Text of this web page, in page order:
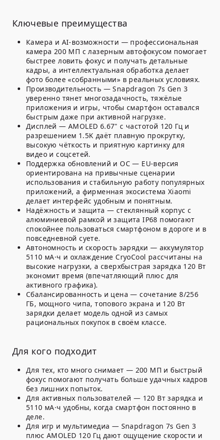
Ключевые преимущества
Камера и AI-возможности — профессиональная
камера 200 МП с лазерным автофокусом помогает
быстрее ловить фокус и получать детальные
кадры, а интеллектуальная обработка делает
фото более «собранными» в реальных условиях.
Производительность — Snapdragon 7s Gen 3
уверенно тянет многозадачность, тяжёлые
приложения и игры, чтобы смартфон оставался
быстрым даже при активной нагрузке.
Дисплей — AMOLED 6.67" с частотой 120 Гц и
разрешением 1.5K даёт плавную прокрутку,
высокую чёткость и приятную картинку для
видео и соцсетей.
Поддержка обновлений и ОС — EU-версия
ориентирована на привычные сценарии
использования и стабильную работу популярных
приложений, а фирменная экосистема Xiaomi
делает интерфейс удобным и понятным.
Надёжность и защита — стеклянный корпус с
алюминиевой рамкой и защита IP68 помогают
спокойнее пользоваться смартфоном в дороге и в
повседневной суете.
Автономность и скорость зарядки — аккумулятор
5110 мА·ч и охлаждение CryoCool рассчитаны на
высокие нагрузки, а сверхбыстрая зарядка 120 Вт
экономит время (впечатляющий плюс для
активного графика).
Сбалансированность и цена — сочетание 8/256
ГБ, мощного чипа, топового экрана и 120 Вт
зарядки делает модель одной из самых
рациональных покупок в своём классе.
Для кого подходит
Для тех, кто много снимает — 200 МП и быстрый
фокус помогают получать больше удачных кадров
без лишних попыток.
Для активных пользователей — 120 Вт зарядка и
5110 мА·ч удобны, когда смартфон постоянно в
деле.
Для игр и мультимедиа — Snapdragon 7s Gen 3
плюс AMOLED 120 Гц дают ощущение скорости и